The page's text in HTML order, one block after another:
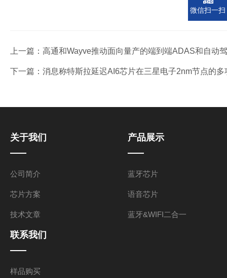
上一篇： 高通和Wayve推动面向量产的端到端ADAS和自动
下一篇： 消息称特斯拉延迟AI6芯片在三星电子2nm节点的
关于我们
公司简介
芯片方案
技术文章
产品展示
蓝牙芯片
语音芯片
蓝牙&WIFI二合一
联系我们
样品购买
微信扫一扫